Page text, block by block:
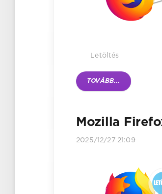
Letöltés
TOVÁBB...
Mozilla
2025/12/27 21:09